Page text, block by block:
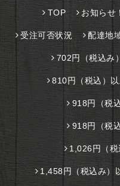
TOP お知らせ
受注可否状況 配達地
702円（税込み
810円（税込）
918円（税
918円（税
1,026円（
1,458円（税込み）